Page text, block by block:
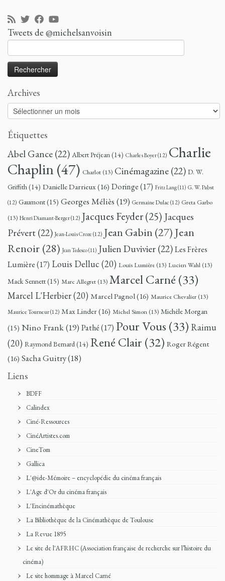
Tweets de @michelsanvoisin
Archives
Archives
Étiquettes
Abel Gance(22) Albert Préjean(14) Charles Boyer(12) Charlie
Chaplin(47) Charlot (13) Cinémagazine(22) D. W.
Griffith(14) Danielle Darrieux(16) Doringe(17) Fritz Lang(11) G. W. Pabst
(12) Gaumont(15) Georges Méliès (19) Germaine Dulac (12) Greta Garbo
(13) Henri Diamant-Berger(12) Jacques Feyder(25) Jacques
Prévert(22) Jean-Louis Croze (12) Jean Gabin (27) Jean
Renoir (28) Jean Tedesco(11) Julien Duvivier(22)Les Frères
Lumière(17) Louis Delluc (20) Louis Lumière (13) Lucien Wahl (13)
Mack Sennett(15) Marc Allegret (13) Marcel Carné (33)
Marcel L'Herbier(20) Marcel Pagnol(16) Maurice Chevalier (13)
Maurice Tourneur(12) Max Linder(16) Michel Simon (13) Michèle Morgan
(15) Nino Frank(19) Pathé(17) Pour Vous (33) Raimu
(20) Raymond Bernard(14) René Clair (32) Roger Régent
(16) Sacha Guitry(18)
Liens
BDFF
Calindex
Ciné-Ressources
CinéArtistes.com
CineTom
Gallica
L'@ide-Mémoire – encyclopédie du cinéma français
L'Age d'Or du cinéma français
L'Encinémathèque
La Bibliothèque de la Cinémathèque de Toulouse
La Revue 1895
Le site de l'AFRHC (Association française de recherche sur l’histoire du
cinéma)
Le site hommage à Marcel Carné